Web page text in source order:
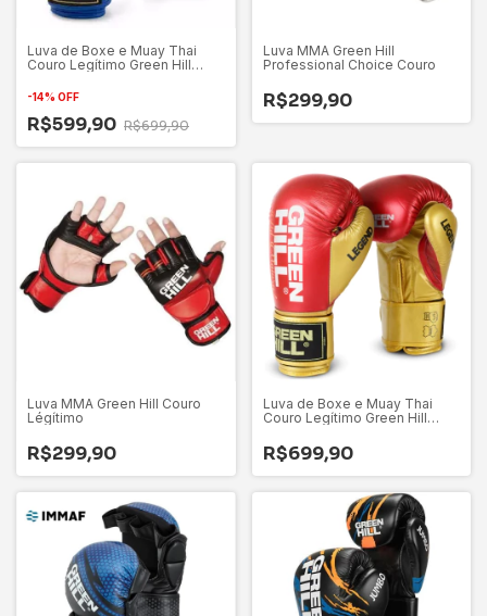
Luva de Boxe e Muay Thai
Couro Legítimo Green Hill
-14% OFF
R$599,90 R$699,90
Luva MMA Green Hill
Professional Choice Couro
R$299,90
Luva MMA Green Hill Couro
Légítimo
R$299,90
Luva de Boxe e Muay Thai
Couro Legítimo Green Hill
R$699,90